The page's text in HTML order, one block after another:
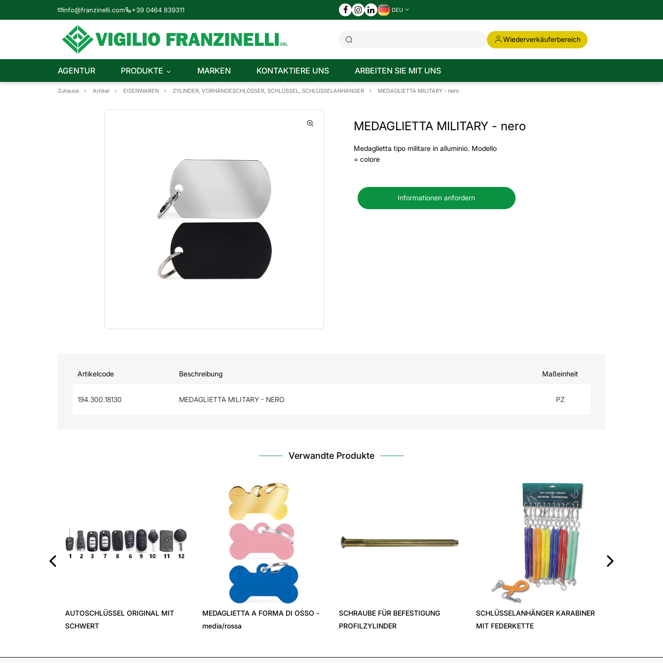
info@franzinelli.com +39 0464 839311 DEU
Wiederverkäuferbereich
AGENTUR PRODUKTE MARKEN KONTAKTIERE UNS ARBEITEN SIE MIT UNS
Zuhause Artikel EISENWAREN ZYLINDER, VORHÄNGESCHLÖSSER, SCHLÜSSEL, SCHLÜSSELANHÄNGER MEDAGLIETTA MILITARY - nero
MEDAGLIETTA MILITARY - nero
Medaglietta tipo militare in alluminio. Modello
= colore
Informationen anfordern
Artikelcode Beschreibung Maßeinheit
194.300.18130 MEDAGLIETTA MILITARY - NERO PZ
Verwandte Produkte
AUTOSCHLÜSSEL ORIGINAL MIT
SCHWERT
MEDAGLIETTA A FORMA DI OSSO -
media/rossa
SCHRAUBE FÜR BEFESTIGUNG
PROFILZYLINDER
SCHLÜSSELANHÄNGER KARABINER
MIT FEDERKETTE